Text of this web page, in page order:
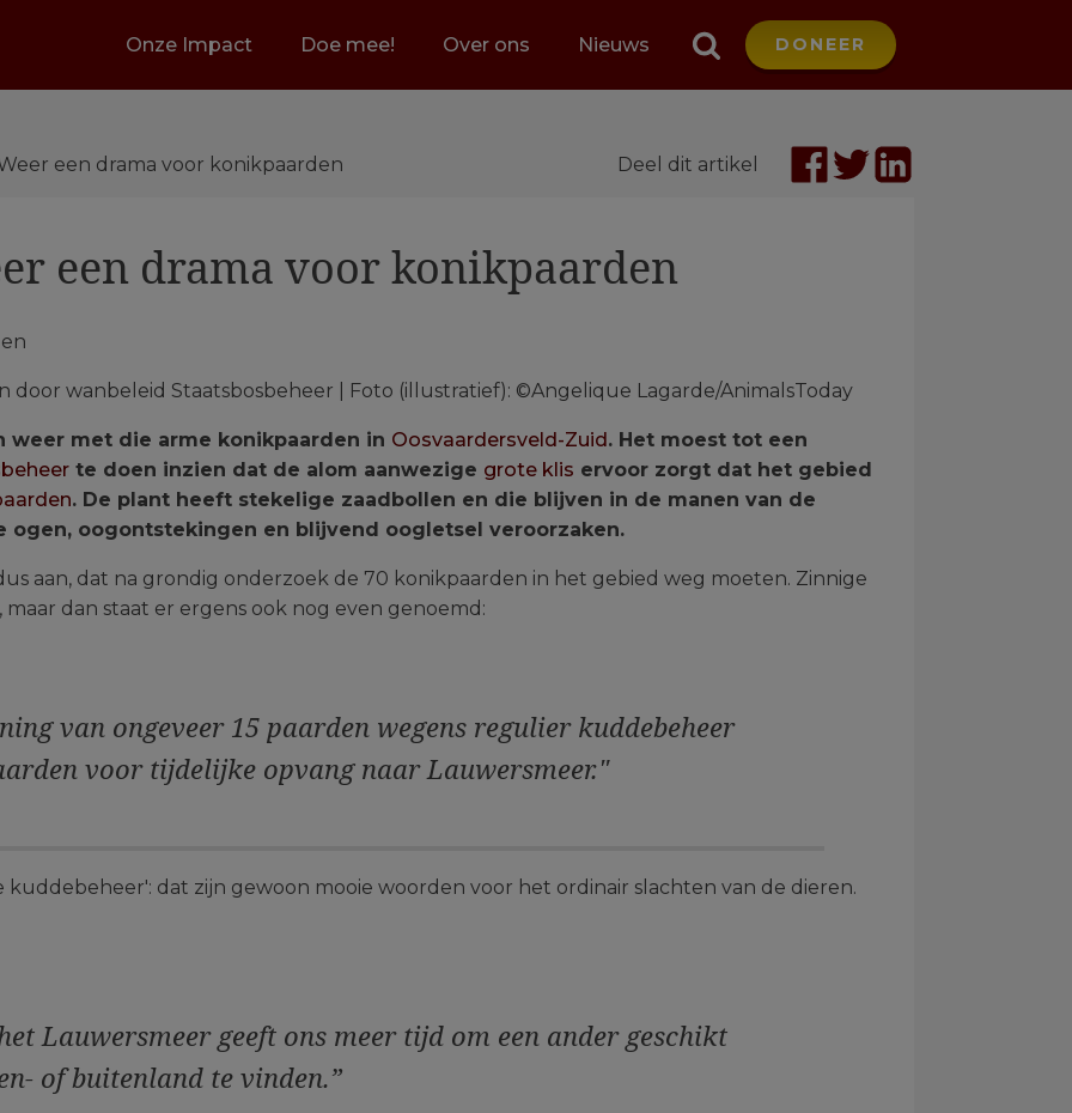
Onze Impact Doe mee! Over ons Nieuws DONEER
Weer een drama voor konikpaarden Deel dit artikel
een drama voor konikpaarden
door wanbeleid Staatsbosbeheer | Foto (illustratief): ©Angelique Lagarde/AnimalsToday
met die arme konikpaarden in Oosvaardersveld-Zuid. Het moest tot een
te doen inzien dat de alom aanwezige grote klis ervoor zorgt dat het gebied
. De plant heeft stekelige zaadbollen en die blijven in de manen van de
ogen, oogontstekingen en blijvend oogletsel veroorzaken.
aan, dat na grondig onderzoek de 70 konikpaarden in het gebied weg moeten. Zinnige
dan staat er ergens ook nog even genoemd:
van ongeveer 15 paarden wegens regulier kuddebeheer
voor tijdelijke opvang naar Lauwersmeer."
dat zijn gewoon mooie woorden voor het ordinair slachten van de dieren.
Lauwersmeer geeft ons meer tijd om een ander geschikt
of buitenland te vinden.”